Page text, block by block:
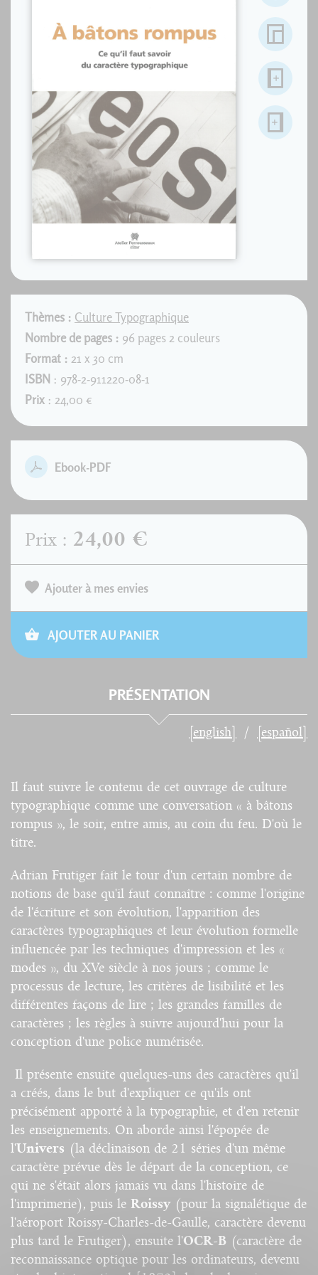
Thèmes : Culture Typographique
Nombre de pages : 96 pages 2 couleurs
Format : 21 x 30 cm
ISBN : 978-2-911220-08-1
Prix : 24,00 €
Ebook-PDF
Prix : 24,00 €
Ajouter à mes envies
AJOUTER AU PANIER
PRÉSENTATION
[english] [español]
Il faut suivre le contenu de cet ouvrage de culture
typographique comme une conversation « à bâtons
rompus », le soir, entre amis, au coin du feu. D'où le
titre.
Adrian Frutiger fait le tour d'un certain nombre de
notions de base qu'il faut connaître : comme l'origine
de l'écriture et son évolution, l'apparition des
caractères typographiques et leur évolution formelle
influencée par les techniques d'impression et les «
modes », du XVe siècle à nos jours ; comme le
processus de lecture, les critères de lisibilité et les
différentes façons de lire ; les grandes familles de
caractères ; les règles à suivre aujourd'hui pour la
conception d'une police numérisée.
Il présente ensuite quelques-uns des caractères qu'il
a créés, dans le but d'expliquer ce qu'ils ont
précisément apporté à la typographie, et d'en retenir
les enseignements. On aborde ainsi l'épopée de
l'Univers (la déclinaison de 21 séries d'un même
caractère prévue dès le départ de la conception, ce
qui ne s'était alors jamais vu dans l'histoire de
l'imprimerie), puis le Roissy(pour la signalétique de
l'aéroport Roissy-Charles-de-Gaulle, caractère devenu
plus tard le Frutiger), ensuite l'OCR-B (caractère de
reconnaissance optique pour les ordinateurs, devenu